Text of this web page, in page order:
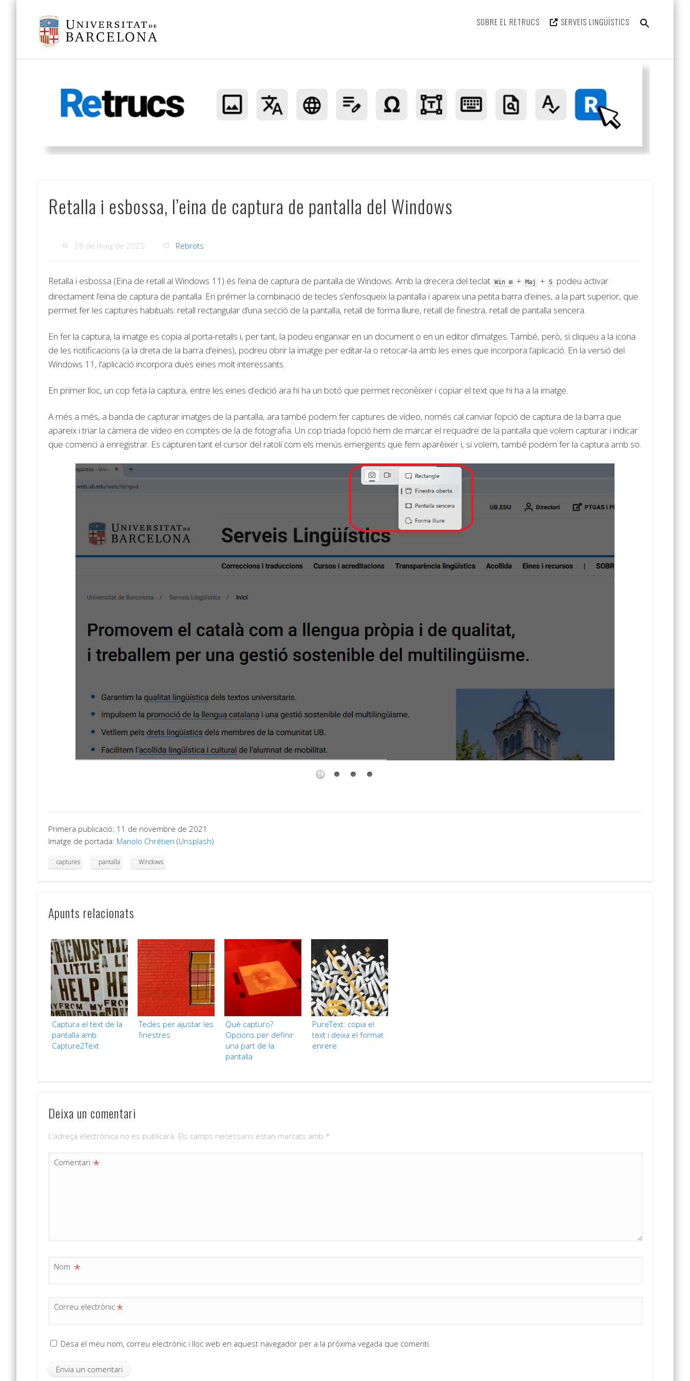
SOBRE EL RETRUCS SERVEIS LINGÜÍSTICSSEARCH
FOR:
Eines i trucs útils per facilitar l'edició, redacció, traducció i verificació ortogràfica de textos
Retalla i esbossa, l’eina de captura de pantalla del Windows
28 de maig de 2025 Rebrots
Retalla i esbossa (Eina de retall al Windows 11) és l’eina de captura de pantalla de Windows. Amb la drecera del teclat Win ⊞ + Maj + S
podeu activar
directament l’eina de captura de pantalla. En prémer la combinació de tecles s’enfosqueix la pantalla i apareix una petita barra d’eines, a la part superior, que
permet fer les captures habituals: retall rectangular d’una secció de la pantalla, retall de forma lliure, retall de finestra, retall de pantalla sencera.
En fer la captura, la imatge es copia al porta-retalls i, per tant, la podeu enganxar en un document o en un editor d’imatges. També, però, si cliqueu a la icona
de les notificacions (a la dreta de la barra d’eines), podreu obrir la imatge per editar-la o retocar-la amb les eines que incorpora l’aplicació. En la versió del
Windows 11, l’aplicació incorpora dues eines molt interessants.
En primer lloc, un cop feta la captura, entre les eines d’edició ara hi ha un botó que permet reconèixer i copiar el text que hi ha a la imatge.
A més a més, a banda de capturar imatges de la pantalla, ara també podem fer captures de vídeo, només cal canviar l’opció de captura de la barra que
apareix i triar la càmera de vídeo en comptes de la de fotografia. Un cop triada l’opció hem de marcar el requadre de la pantalla que volem capturar i indicar
que comenci a enregistrar. Es capturen tant el cursor del ratolí com els menús emergents que fem aparèixer i, si volem, també podem fer la captura amb so.
Primera publicació: 11 de novembre de 2021
Imatge de portada: Manolo Chrétien (Unsplash)
captures pantalla Windows
Apunts relacionats
Captura el text de la
pantalla amb
Capture2Text
Tecles per ajustar les
finestres
Què capturo?
Opcions per definir
una part de la
pantalla
PureText: copia el
text i deixa el format
enrere
Deixa un comentari
L'adreça electrònica no es publicarà. Els camps necessaris estan marcats amb *
Comentari *
Nom *
Correu electrònic *
Desa el meu nom, correu electrònic i lloc web en aquest navegador per a la pròxima vegada que comenti.